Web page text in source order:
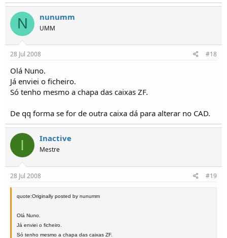
N nunumm
UMM
28 Jul 2008 #18
Olá Nuno.
Já enviei o ficheiro.
Só tenho mesmo a chapa das caixas ZF.
De qq forma se for de outra caixa dá para alterar no CAD.
I Inactive
Mestre
28 Jul 2008 #19
quote:Originally posted by nunumm
Olá Nuno.
Já enviei o ficheiro.
Só tenho mesmo a chapa das caixas ZF.